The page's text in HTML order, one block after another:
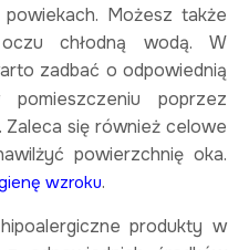
Możesz także
chłodną wodą. W
zadbać o odpowiednią
poprzez
Zaleca się również celowe
powierzchnię oka.
wzroku.
produkty w